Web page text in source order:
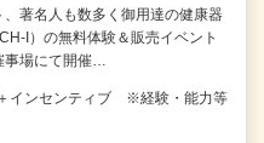
著名人も数多く御用達の健康器
I）の無料体験＆販売イベント
事場にて開催…
インセンティブ ※経験・能力等